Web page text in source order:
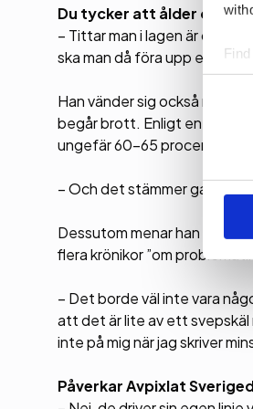
Selection
Du tycker att ålder och
– Tittar man i lagen är det
ska man då föra upp
Han vänder sig också mot
begår brott. Enligt en
ungefär 60-65 procent av
– Och det stämmer ganska
Dessutom menar han att
flera krönikor ”om
– Det borde väl inte vara
att det är lite av ett svepskäl
inte på mig när jag skriver
Påverkar Avpixlat